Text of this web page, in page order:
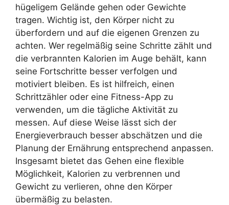
hügeligem Gelände gehen oder Gewichte
tragen. Wichtig ist, den Körper nicht zu
überfordern und auf die eigenen Grenzen zu
achten. Wer regelmäßig seine Schritte zählt und
die verbrannten Kalorien im Auge behält, kann
seine Fortschritte besser verfolgen und
motiviert bleiben. Es ist hilfreich, einen
Schrittzähler oder eine Fitness-App zu
verwenden, um die tägliche Aktivität zu
messen. Auf diese Weise lässt sich der
Energieverbrauch besser abschätzen und die
Planung der Ernährung entsprechend anpassen.
Insgesamt bietet das Gehen eine flexible
Möglichkeit, Kalorien zu verbrennen und
Gewicht zu verlieren, ohne den Körper
übermäßig zu belasten.